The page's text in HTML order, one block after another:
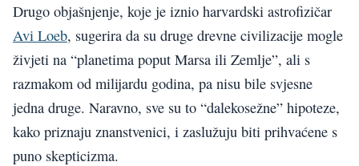
Drugo objašnjenje, koje je iznio harvardski astrofizičar
Avi Loeb, sugerira da su druge drevne civilizacije mogle
živjeti na “planetima poput Marsa ili Zemlje”, ali s
razmakom od milijardu godina, pa nisu bile svjesne
jedna druge. Naravno, sve su to “dalekosežne” hipoteze,
kako priznaju znanstvenici, i zaslužuju biti prihvaćene s
puno skepticizma.